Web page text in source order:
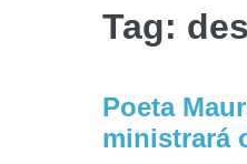
Tag:
Poeta
ministrará